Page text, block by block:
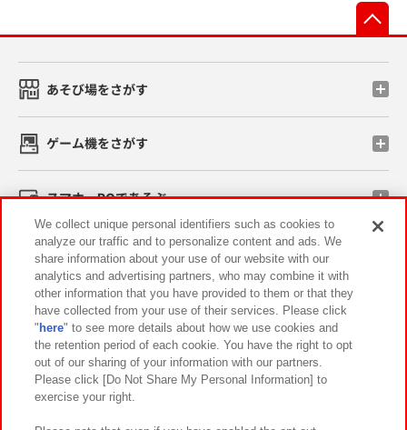
あそび場をさがす
ゲーム機をさがす
スマホ・PCであそぶ
イベント・キャンペーン
関連会社 サステナビリティ サイトポリシー
プライバシーポリシー ウェブアクセシビリティ方針と検証結果
お取引先さまとともに
We collect unique personal identifiers such as cookies to
analyze our traffic and to personalize content and ads. We
share information about your use of our website with our
analytics and advertising partners, who may combine it with
other information that you have provided to them or that they
have collected from your use of their services. Please click
" here" to see more details about how we use cookies and
the retention period of each cookie. You have the right to opt
out of our sharing of your information with our partners.
Please click [Do Not Share My Personal Information] to
exercise your right.